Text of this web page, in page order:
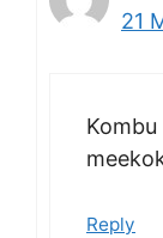
21
Reply